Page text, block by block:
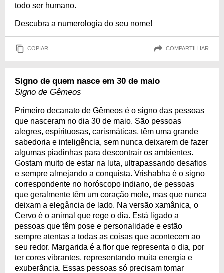
todo ser humano.
Descubra a numerologia do seu nome!
COPIAR COMPARTILHAR
Signo de quem nasce em 30 de maio
Signo de Gêmeos
Primeiro decanato de Gêmeos é o signo das pessoas
que nasceram no dia 30 de maio. São pessoas
alegres, espirituosas, carismáticas, têm uma grande
sabedoria e inteligência, sem nunca deixarem de fazer
algumas piadinhas para descontrair os ambientes.
Gostam muito de estar na luta, ultrapassando desafios
e sempre almejando a conquista. Vrishabha é o signo
correspondente no horóscopo indiano, de pessoas
que geralmente têm um coração mole, mas que nunca
deixam a elegância de lado. Na versão xamânica, o
Cervo é o animal que rege o dia. Está ligado a
pessoas que têm pose e personalidade e estão
sempre atentas a todas as coisas que acontecem ao
seu redor. Margarida é a flor que representa o dia, por
ter cores vibrantes, representando muita energia e
exuberância. Essas pessoas só precisam tomar